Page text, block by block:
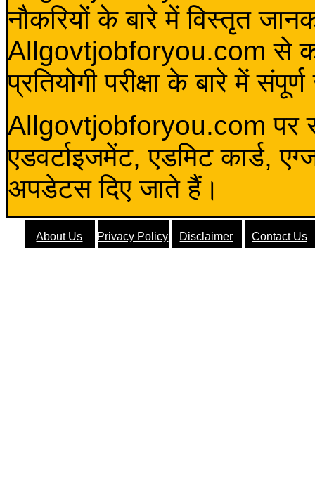
नौकरियों के बारे में विस्तृत
Allgovtjobforyou.com से कोई
प्रतियोगी परीक्षा के बारे में
Allgovtjobforyou.com पर
एडवर्टाइजमेंट, एडमिट कार्ड,
अपडेटस दिए जाते हैं।
About Us Privacy Policy Disclaimer Contact Us